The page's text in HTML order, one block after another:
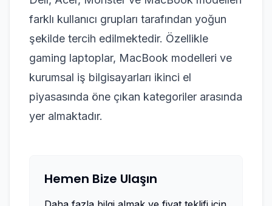
farklı kullanıcı grupları tarafından yoğun
şekilde tercih edilmektedir. Özellikle
gaming laptoplar, MacBook modelleri ve
kurumsal iş bilgisayarları ikinci el
piyasasında öne çıkan kategoriler arasında
yer almaktadır.
Hemen Bize Ulaşın